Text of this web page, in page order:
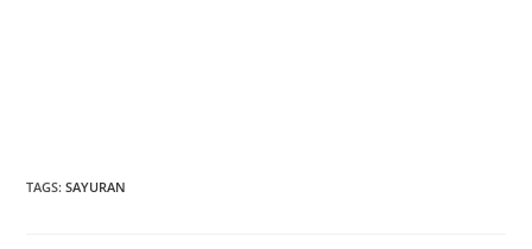
TAGS:SAYURAN